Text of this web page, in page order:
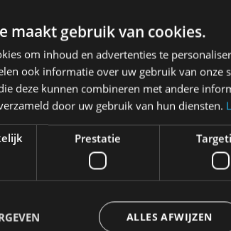
Mug 400 ml
maakt gebruik van cookies.
om inhoud en advertenties te
ook informatie over uw gebruik van onze
deze kunnen combineren met andere
door uw gebruik van hun diensten.
Prestatie
ALLES AFWIJZEN